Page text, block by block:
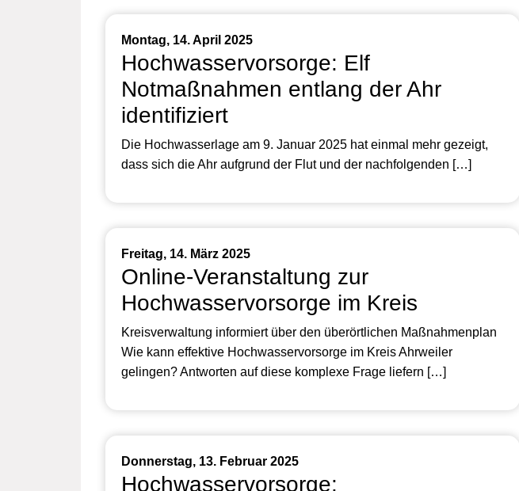
Montag, 14. April 2025
Hochwasservorsorge: Elf
Notmaßnahmen entlang der Ahr
identifiziert
Die Hochwasserlage am 9. Januar 2025 hat einmal mehr gezeigt,
dass sich die Ahr aufgrund der Flut und der nachfolgenden […]
Freitag, 14. März 2025
Online-Veranstaltung zur
Hochwasservorsorge im Kreis
Kreisverwaltung informiert über den überörtlichen Maßnahmenplan
Wie kann effektive Hochwasservorsorge im Kreis Ahrweiler
gelingen? Antworten auf diese komplexe Frage liefern […]
Donnerstag, 13. Februar 2025
Hochwasservorsorge: